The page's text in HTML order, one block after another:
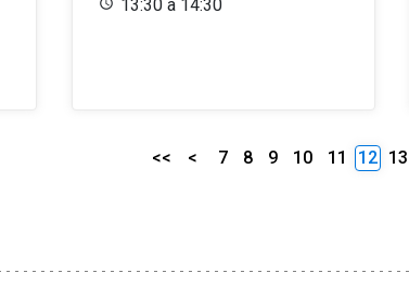
13:30 a 14:30
<< < 7 8 9 10 11 12 13